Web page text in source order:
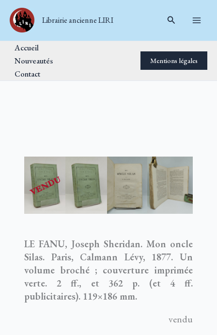
contenu
Librairie ancienne LIRI Rechercher
Accueil
Nouveautés
Contact
Mentions légales
LE FANU, Joseph Sheridan. Mon oncle
Silas. Paris, Calmann Lévy, 1877. Un
volume broché ; couverture imprimée
verte. 2 ff., et 362 p. (et 4 ff.
publicitaires). 119×186 mm.
vendu